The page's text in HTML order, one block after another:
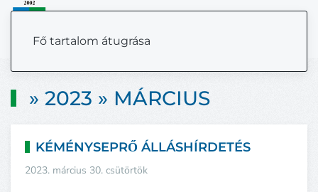
Fő tartalom átugrása
» 2023 » MÁRCIUS
KÉMÉNYSEPRŐ ÁLLÁSHÍRDETÉS
2023. március 30. csütörtök